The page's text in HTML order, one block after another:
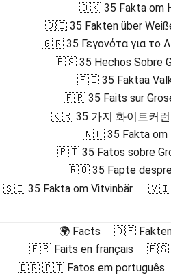
🇩🇰 35 Fakta om
🇩🇪 35 Fakten über
🇬🇷 35 Γεγονότα για το
🇪🇸 35 Hechos Sobre
🇫🇮 35 Faktaa
🇫🇷 35 Faits sur
🇰🇷 35 가지 화이트커런
🇳🇴 35 Fakta om
🇵🇹 35 Fatos sobre
🇷🇴 35 Fapte despre
🇸🇪 35 Fakta om Vitvinbär
🇻🇮
🌍 Facts
🇩🇪 Fakten
🇫🇷 Faits en français
🇪🇸
🇧🇷 🇵🇹 Fatos em português